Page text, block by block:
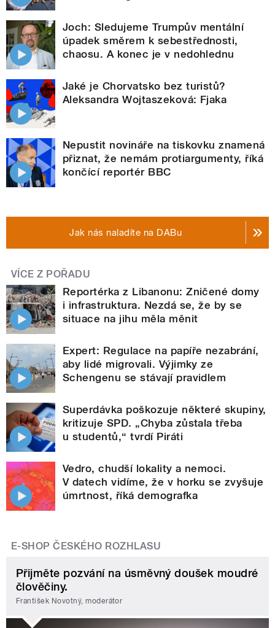
Joch: Sledujeme Trumpův mentální
úpadek směrem k sebestřednosti,
chaosu. A konec je v nedohlednu
Jaké je Chorvatsko bez turistů?
Aleksandra Wojtaszeková: Fjaka
Nepustit novináře na tiskovku znamená
přiznat, že nemám protiargumenty, říká
končící reportér BBC
Jak nás naladíte na DABu
VÍCE Z POŘADU
Reportérka z Libanonu: Zničené domy
i infrastruktura. Nezdá se, že by se
situace na jihu měla měnit
Expert: Regulace na papíře nezabrání,
aby lidé migrovali. Výjimky ze
Schengenu se stávají pravidlem
Superdávka poškozuje některé skupiny,
kritizuje SPD. „Chyba zůstala třeba
u studentů,“ tvrdí Piráti
Vedro, chudší lokality a nemoci.
V datech vidíme, že v horku se zvyšuje
úmrtnost, říká demografka
E-SHOP ČESKÉHO ROZHLASU
Přijměte pozvání na úsměvný doušek moudré
člověčiny.
František Novotný, moderátor